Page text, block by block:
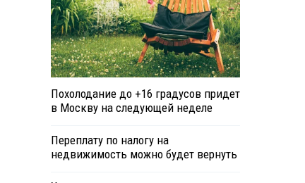
Похолодание до +16 градусов придет
в Москву на следующей неделе
Переплату по налогу на
недвижимость можно будет вернуть